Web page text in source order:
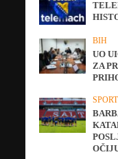
BIH
UO
ZA
SPORT